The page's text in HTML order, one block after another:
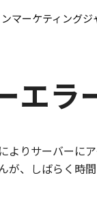
マーケティング
エラ
よりサーバーに
が、しばらく時